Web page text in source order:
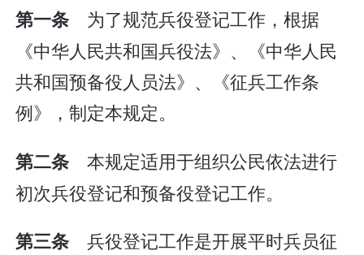
第一条 为了规范兵役登记工作，根据
《中华人民共和国兵役法》、《中华人民
共和国预备役人员法》、《征兵工作条
例》，制定本规定。
第二条本规定适用于组织公民依法进行
初次兵役登记和预备役登记工作。
第三条兵役登记工作是开展平时兵员征